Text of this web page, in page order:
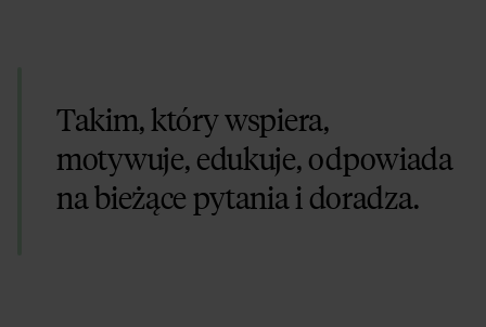
Takim, który wspiera,
motywuje, edukuje, odpowiada
na bieżące pytania i doradza.